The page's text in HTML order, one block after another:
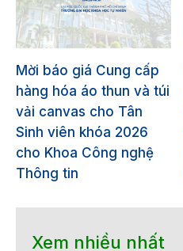
Mời báo giá Cung cấp
hàng hóa áo thun và túi
vải canvas cho Tân
Sinh viên khóa 2026
cho Khoa Công nghệ
Thông tin
Xem nhiều nhất